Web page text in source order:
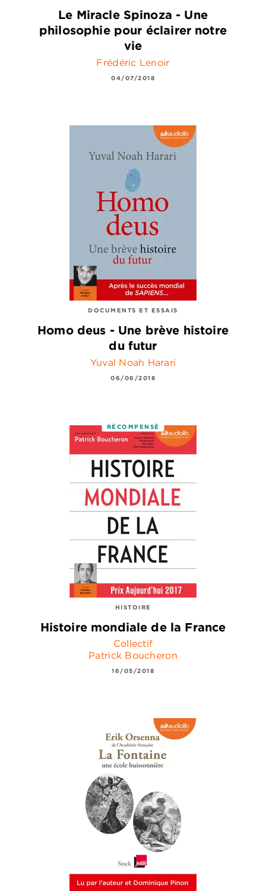
Le Miracle Spinoza - Une
philosophie pour éclairer notre
vie
Frédéric Lenoir
04/07/2018
DOCUMENTS ET ESSAIS
Homo deus - Une brève histoire
du futur
Yuval Noah Harari
06/06/2018
RÉCOMPENSÉ
HISTOIRE
Histoire mondiale de la France
Collectif
Patrick Boucheron
16/05/2018